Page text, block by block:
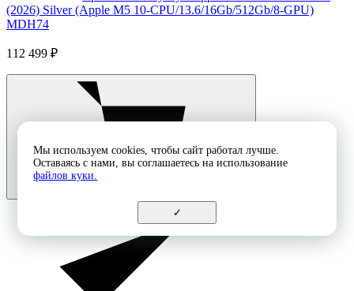
(2026) Silver (Apple M5 10-CPU/13.6/16Gb/512Gb/8-GPU)
MDH74
112 499 ₽
Мы используем cookies, чтобы сайт работал лучше.
Оставаясь с нами, вы соглашаетесь на использование
файлов куки.
✓